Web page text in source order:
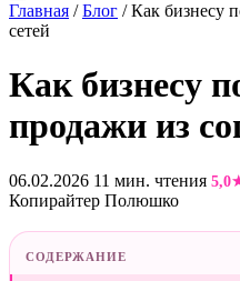
Главная / Блог / Как бизнесу
сетей
Как бизнесу
продажи из
06.02.2026 11 мин. чтения 5,0
Копирайтер Полюшко
СОДЕРЖАНИЕ